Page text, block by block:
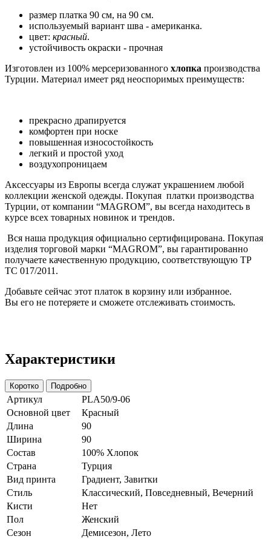
размер платка 90 см, на 90 см.
используемый вариант шва - американка.
цвет: красный.
устойчивость окраски - прочная
Изготовлен из 100% мерсеризованного хлопка производства
Турции. Материал имеет ряд неоспоримых преимуществ:
прекрасно драпируется
комфортен при носке
повышенная износостойкость
легкий и простой уход
воздухопроницаем
Аксессуары из Европы всегда служат украшением любой
коллекции женской одежды. Покупая платки производства
Турции, от компании “MAGROM”, вы всегда находитесь в
курсе всех товарных новинок и трендов.
Вся наша продукция официально сертифицирована. Покупая
изделия торговой марки “MAGROM”, вы гарантированно
получаете качественную продукцию, соответствующую ТР
ТС 017/2011.
Добавьте сейчас этот платок в корзину или избранное.
Вы его не потеряете и сможете отслеживать стоимость.
Характеристики
Коротко Подробно
Артикул
PLA50/9-06
Основной цвет
Красный
Длина
90
Ширина
90
Состав
100% Хлопок
Страна
Турция
Вид принта
Градиент, Завитки
Стиль
Классический, Повседневный, Вечерний
Кисти
Нет
Пол
Женский
Сезон
Демисезон, Лето